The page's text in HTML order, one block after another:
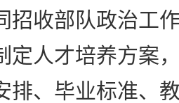
招收部队政治工
定人才培养方案
排、毕业标准、